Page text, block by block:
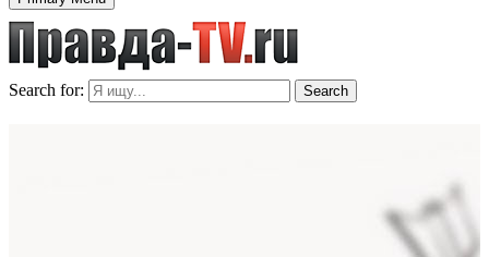
Search for: Search